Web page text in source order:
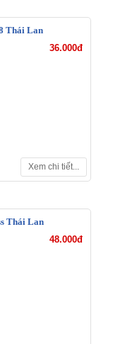
Thái Lan
36.000đ
Xem chi tiết...
Thái Lan
48.000đ